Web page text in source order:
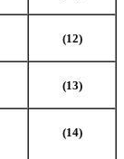
(12)
(13)
(14)